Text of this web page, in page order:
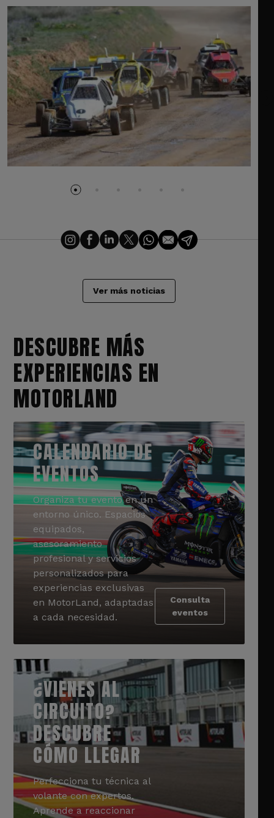
Ver más noticias
DESCUBRE MÁS
EXPERIENCIAS EN
MOTORLAND
CALENDARIO DE
EVENTOS
Organiza tu evento en un
entorno único. Espacios
equipados,
asesoramiento
profesional y servicios
personalizados para
experiencias exclusivas
en MotorLand, adaptadas
a cada necesidad.
Consulta
eventos
¿VIENES AL
CIRCUITO?
DESCUBRE
CÓMO LLEGAR
Perfecciona tu técnica al
volante con expertos.
Aprende a reaccionar